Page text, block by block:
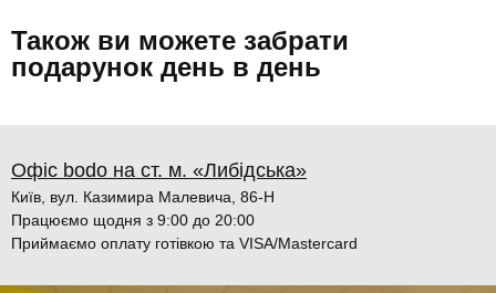
Також ви можете забрати
подарунок день в день
Офіс bodo на ст. м. «Либідська»
Київ, вул. Казимира Малевича, 86-Н
Працюємо щодня з 9:00 до 20:00
Приймаємо оплату готівкою та VISA/Mastercard